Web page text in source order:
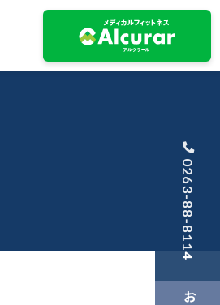
0263-88-8114